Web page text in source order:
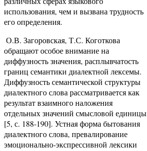
использования, чем и вызвана трудность
его определения.
О.В. Загоровская, Т.С. Коготкова
обращают особое внимание на
диффузность значения, расплывчатость
границ семантики диалектной лексемы.
Диффузность семантической структуры
диалектного слова рассматривается как
результат взаимного наложения
отдельных значений смысловой единицы
[5, с. 188-190]. Устная форма бытования
диалектного слова, превалирование
эмоционально-экспрессивной лексики